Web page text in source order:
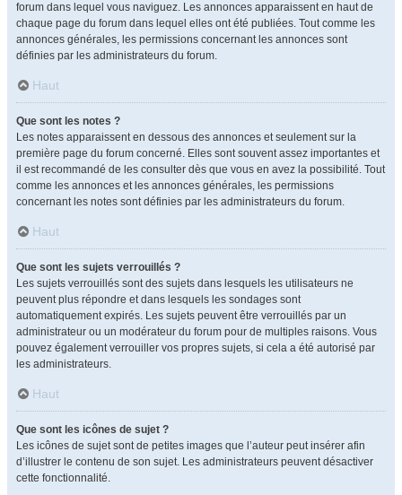
forum dans lequel vous naviguez. Les annonces apparaissent en haut de
chaque page du forum dans lequel elles ont été publiées. Tout comme les
annonces générales, les permissions concernant les annonces sont
définies par les administrateurs du forum.
Haut
Que sont les notes ?
Les notes apparaissent en dessous des annonces et seulement sur la
première page du forum concerné. Elles sont souvent assez importantes et
il est recommandé de les consulter dès que vous en avez la possibilité. Tout
comme les annonces et les annonces générales, les permissions
concernant les notes sont définies par les administrateurs du forum.
Haut
Que sont les sujets verrouillés ?
Les sujets verrouillés sont des sujets dans lesquels les utilisateurs ne
peuvent plus répondre et dans lesquels les sondages sont
automatiquement expirés. Les sujets peuvent être verrouillés par un
administrateur ou un modérateur du forum pour de multiples raisons. Vous
pouvez également verrouiller vos propres sujets, si cela a été autorisé par
les administrateurs.
Haut
Que sont les icônes de sujet ?
Les icônes de sujet sont de petites images que l’auteur peut insérer afin
d’illustrer le contenu de son sujet. Les administrateurs peuvent désactiver
cette fonctionnalité.